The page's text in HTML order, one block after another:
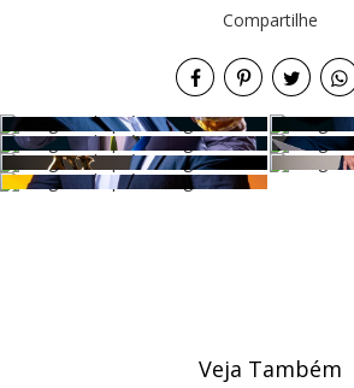
Compartilhe
Veja Também